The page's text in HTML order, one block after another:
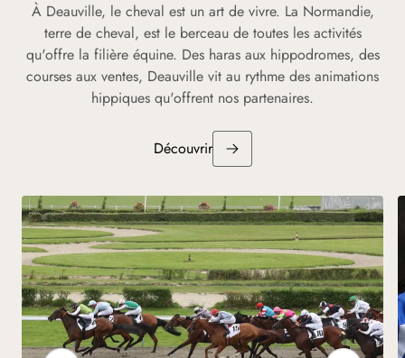
À Deauville, le cheval est un art de vivre. La Normandie,
terre de cheval, est le berceau de toutes les activités
qu'offre la filière équine. Des haras aux hippodromes, des
courses aux ventes, Deauville vit au rythme des animations
hippiques qu'offrent nos partenaires.
Découvrir